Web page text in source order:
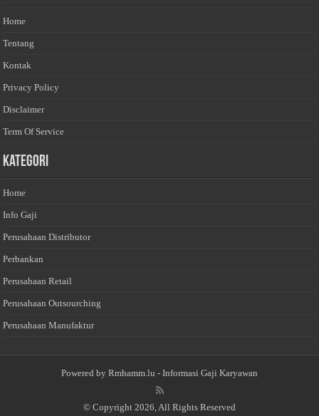
Home
Tentang
Kontak
Privacy Policy
Disclaimer
Term Of Service
Kategori
Home
Info Gaji
Perusahaan Distributor
Perbankan
Perusahaan Retail
Perusahaan Outsourching
Perusahaan Manufaktur
Powered by Rmhamm.lu - Informasi Gaji Karyawan
© Copyright 2026, All Rights Reserved